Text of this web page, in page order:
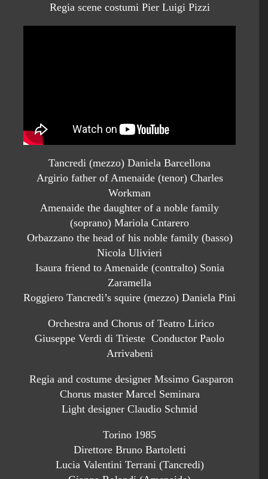
Regia scene costumi Pier Luigi Pizzi
Tancredi (mezzo) Daniela Barcellona
Argirio father of Amenaide (tenor) Charles
Workman
Amenaide the daughter of a noble family
(soprano) Mariola Cntarero
Orbazzano the head of his noble family (basso)
Nicola Ulivieri
Isaura friend to Amenaide (contralto) Sonia
Zaramella
Roggiero Tancredi’s squire (mezzo) Daniela Pini
Orchestra and Chorus of Teatro Lirico
Giuseppe Verdi di Trieste Conductor Paolo
Arrivabeni
Regia and costume designer Mssimo Gasparon
Chorus master Marcel Seminara
Light designer Claudio Schmid
Torino 1985
Direttore Bruno Bartoletti
Lucia Valentini Terrani (Tancredi)